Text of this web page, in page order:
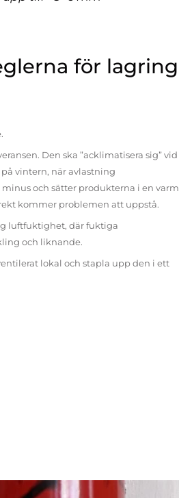
för lagring
Den ska ”acklimatisera sig” vid
vintern, när avlastning
och sätter produkterna i en varm
kommer problemen att uppstå.
luftfuktighet, där fuktiga
och liknande.
lokal och stapla upp den i ett